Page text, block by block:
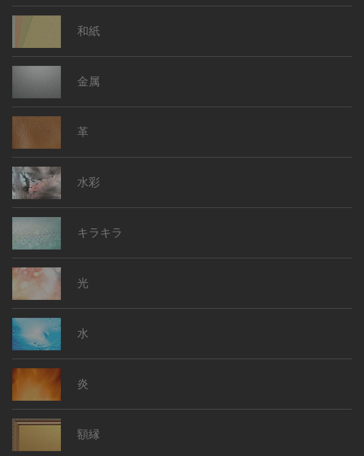
和紙
金属
革
水彩
キラキラ
光
水
炎
額縁